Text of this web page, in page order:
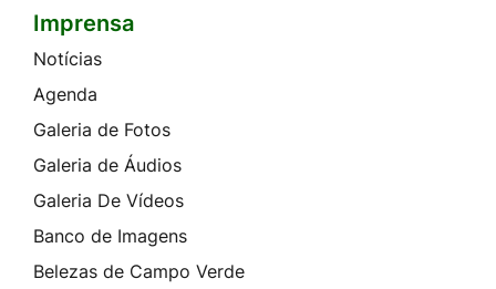
Imprensa
Notícias
Agenda
Galeria de Fotos
Galeria de Áudios
Galeria De Vídeos
Banco de Imagens
Belezas de Campo Verde